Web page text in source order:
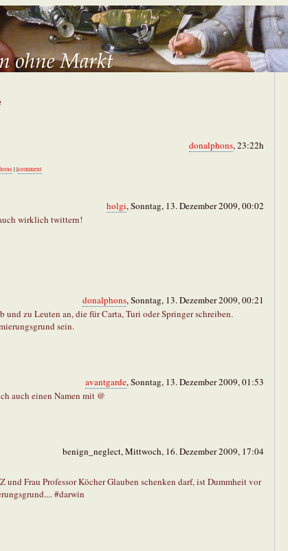
donalphons, 23:22h
| |comment
holgi, Sonntag, 13. Dezember 2009, 00:02
wirklich twittern!
donalphons, Sonntag, 13. Dezember 2009, 00:21
und zu Leuten an, die für Carta, Turi oder Springer schreiben.
sein.
avantgarde, Sonntag, 13. Dezember 2009, 01:53
auch einen Namen mit @
benign_neglect, Mittwoch, 16. Dezember 2009, 17:04
und Frau Professor Köcher Glauben schenken darf, ist Dummheit vor
#darwin